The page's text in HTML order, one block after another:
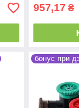
957,17 ₴
бонус при